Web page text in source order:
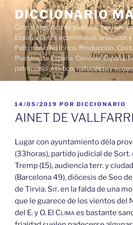
contenido
DICCIONARIO
Censo histórico de pueblos, ciudades,
España. Datos económicos, artísticos
Patrimonio histórico. Producción.
Pueblos de España. Conocer España.
patrimonio artístico, naturaleza y
PUBLICADO
EL
14/05/2019 POR DICCIONARIO
AINET DE
Lugar con ayuntamiento déla
(33horas), partido judicial de Sort.
Tremp (15), audiencia terr. y
(Barcelona 49), diócesis de Seo
de Tirvia. Sit.en la falda de una
que le guarece de los vientos del
del E. y O. El Climaes bastante